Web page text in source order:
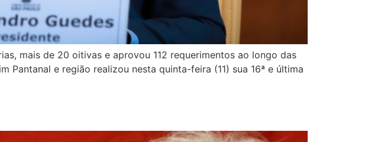
mais de 20 oitivas e aprovou 112 requerimentos ao longo das
Pantanal e região realizou nesta quinta-feira (11) sua 16ª e última